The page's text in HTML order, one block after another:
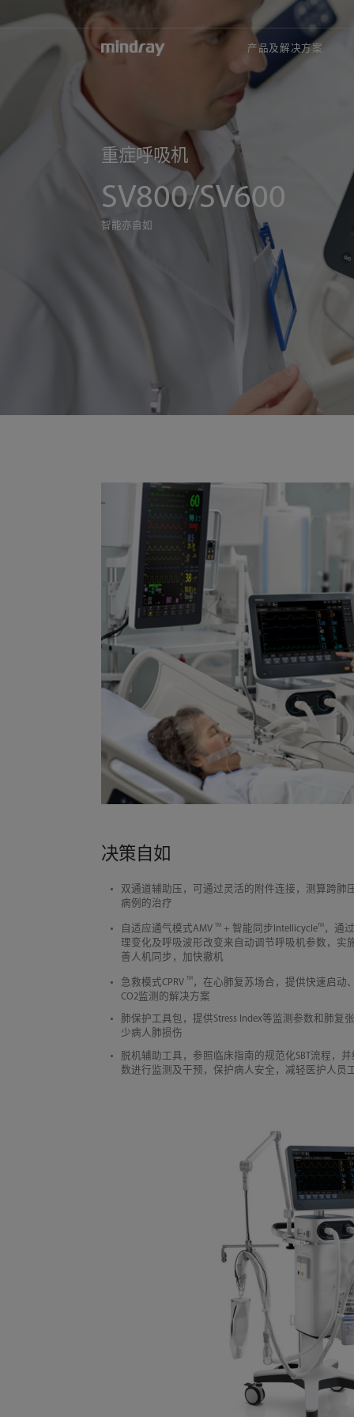
产品及解决方案
重症呼吸机
SV800/SV600
智能亦自如
决策自如
双通道辅助压，可通过灵活的附件连接，测算跨肺
病例的治疗
自适应通气模式AMV TM + 智能同步IntellicycleTM ，通
理变化及呼吸波形改变来自动调节呼吸机参数，实
善人机同步，加快撤机
急救模式CPRV TM ，在心肺复苏场合，提供快速启动
CO2监测的解决方案
肺保护工具包，提供Stress Index等监测参数和肺复
少病人肺损伤
脱机辅助工具，参照临床指南的规范化SBT流程，
数进行监测及干预，保护病人安全，减轻医护人员